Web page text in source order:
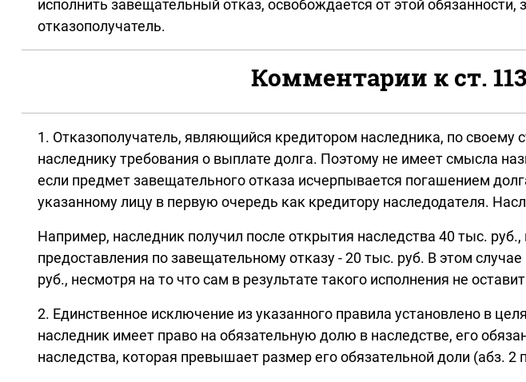
исполнить завещательный отказ, освобождается от этой
отказополучатель.
Комментарии к ст.
1. Отказополучатель, являющийся кредитором наследника, по своему
наследнику требования о выплате долга. Поэтому не имеет смысла
если предмет завещательного отказа исчерпывается погашением
указанному лицу в первую очередь как кредитору наследодателя.
Например, наследник получил после открытия наследства 40 тыс.
предоставления по завещательному отказу - 20 тыс. руб. В этом
руб., несмотря на то что сам в результате такого исполнения не
2. Единственное исключение из указанного правила установлено в
наследник имеет право на обязательную долю в наследстве, его
наследства, которая превышает размер его обязательной доли (абз. 2